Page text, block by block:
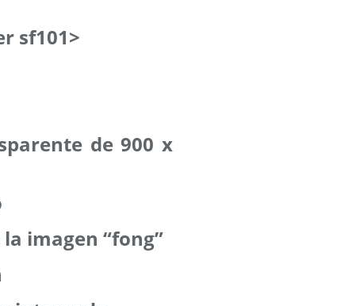
sf101>
de 900 x
imagen “fong”